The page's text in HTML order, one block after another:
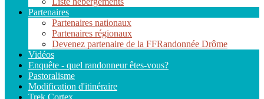
Partenaires
Partenaires nationaux
Partenaires régionaux
Devenez partenaire de la FFRandonnée Drôme
Vidéos
Enquête - quel randonneur êtes-vous?
Pastoralisme
Modification d'itinéraire
Trek Cortex